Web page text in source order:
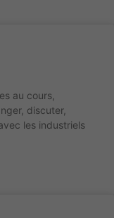
au cours,
discuter,
les industriels